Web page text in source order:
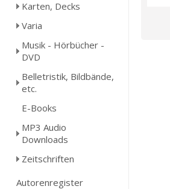
Karten, Decks
Varia
Musik - Hörbücher -
DVD
Belletristik, Bildbände,
etc.
E-Books
MP3 Audio
Downloads
Zeitschriften
Autorenregister